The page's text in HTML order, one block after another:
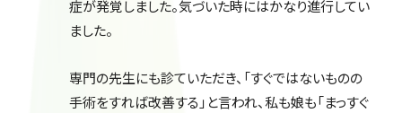
症が発覚しました。気づいた時にはかなり進行してい
ました。
専門の先生にも診ていただき、「すぐではないものの
手術をすれば改善する」と言われ、私も娘も「まっすぐ